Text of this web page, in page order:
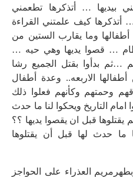
بيديها … أتذكرها تطعمني
أتذكرها كيف علمتني القراءة
أطفالها وما يقارب الستين من
… قصوا يديها وهي حيه …
…ثم بدأوا بقتل الجميع رشا
الاربعه.. وعدة أطفال
وحمتهم وكأنهم فعلوا ذلك
التاريخ ويحكوا لنا ما حدث
لم يقتلوها قبل ان يقصوا يديها ؟؟
ما حدث لها قبل أن يقتلوها
العذراء على الحواجز